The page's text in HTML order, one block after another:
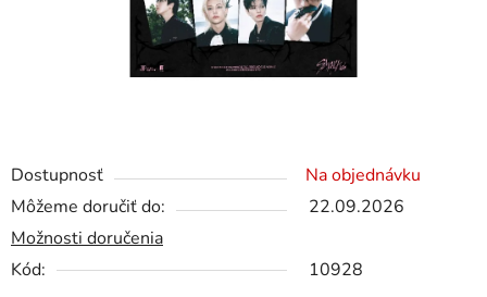
Dostupnosť
Na objednávku
Môžeme doručiť do:
22.09.2026
Možnosti doručenia
Kód:
10928